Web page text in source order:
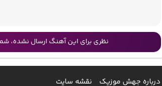
نظری برای این آهنگ ارسال نشده،
درباره جهش موزیک نقشه سایت